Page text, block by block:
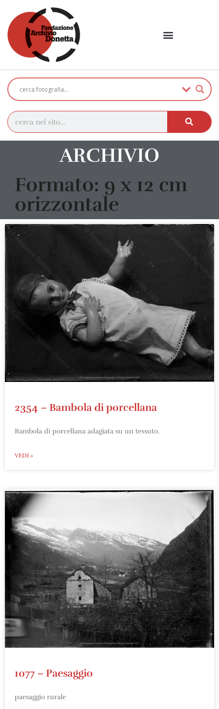
ARCHIVIO
Formato: 9 x 12 cm
orizzontale
2354 – Bambola di porcellana
Bambola di porcellana adagiata su un tessuto.
VEDI »
1077 – Paesaggio
paesaggio rurale